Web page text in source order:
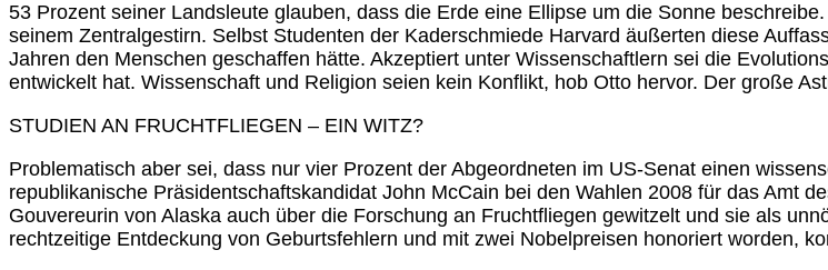
53 Prozent seiner Landsleute glauben, dass die Erde eine Ellipse um die Sonne
seinem Zentralgestirn. Selbst Studenten der Kaderschmiede Harvard äußerten diese
Jahren den Menschen geschaffen hätte. Akzeptiert unter Wissenschaftlern sei die
entwickelt hat. Wissenschaft und Religion seien kein Konflikt, hob Otto hervor. Der große
STUDIEN AN FRUCHTFLIEGEN – EIN WITZ?
Problematisch aber sei, dass nur vier Prozent der Abgeordneten im US-Senat einen
republikanische Präsidentschaftskandidat John McCain bei den Wahlen 2008 für das Amt
Gouvereurin von Alaska auch über die Forschung an Fruchtfliegen gewitzelt und sie als
rechtzeitige Entdeckung von Geburtsfehlern und mit zwei Nobelpreisen honoriert worden,